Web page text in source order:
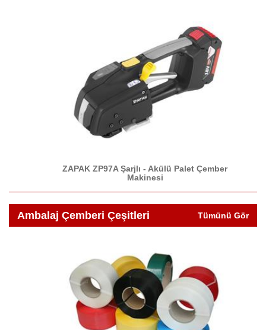
ZAPAK ZP97A Şarjlı - Akülü Palet Çember
Makinesi
Ambalaj Çemberi Çeşitleri Tümünü Gör